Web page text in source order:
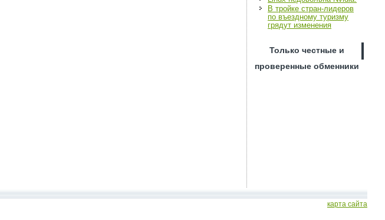
В тройке стран-лидеров
по въездному туризму
грядут изменения
Только честные и
проверенные обменники
карта сайта